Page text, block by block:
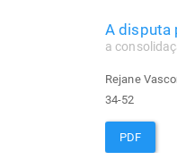
A disputa
a
Rejane
34-52
PDF